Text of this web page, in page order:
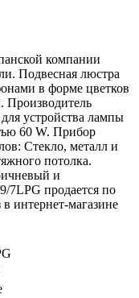
компании
Подвесная люстра
в форме цветков
Производитель
устройства лампы
60 W. Прибор
Стекло, металл и
потолка.
и
7LPG продается по
интернет-магазине